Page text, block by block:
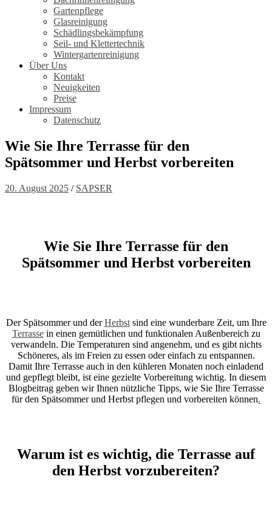
Gartenpflege
Glasreinigung
Schädlingsbekämpfung
Seil- und Klettertechnik
Wintergartenreinigung
Über Uns
Kontakt
Neuigkeiten
Preise
Impressum
Datenschutz
Wie Sie Ihre Terrasse für den
Spätsommer und Herbst vorbereiten
20. August 2025 / SAPSER
Wie Sie Ihre Terrasse für den
Spätsommer und Herbst vorbereiten
Der Spätsommer und derHerbstsind eine wunderbare Zeit, um Ihre
Terrassein einen gemütlichen und funktionalen Außenbereich zu
verwandeln. Die Temperaturen sind angenehm, und es gibt nichts
Schöneres, als im Freien zu essen oder einfach zu entspannen.
Damit Ihre Terrasse auch in den kühleren Monaten noch einladend
und gepflegt bleibt, ist eine gezielte Vorbereitung wichtig. In diesem
Blogbeitrag geben wir Ihnen nützliche Tipps, wie Sie Ihre Terrasse
für den Spätsommer und Herbst pflegen und vorbereiten können.
Warum ist es wichtig, die Terrasse auf
den Herbst vorzubereiten?